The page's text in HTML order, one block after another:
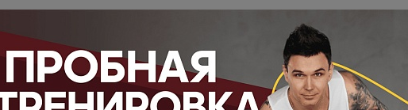
6 АВГУСТА – ЖЕНСКАЯ ПРАКТИКА С ЮЛИЕЙ
ЧЕРНЫШЕВОЙ
Пробудите женскую энергию на особенной тренировке в студии Body&Mind.